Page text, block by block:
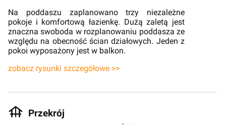
Na poddaszu zaplanowano trzy niezależne
pokoje i komfortową łazienkę. Dużą zaletą jest
znaczna swoboda w rozplanowaniu poddasza ze
względu na obecność ścian działowych. Jeden z
pokoi wyposażony jest w balkon.
zobacz rysunki szczegółowe >>
Przekrój